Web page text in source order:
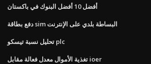
أفضل 10 أفضل البنوك في باكستان
دفع بطاقة sim البساطة بلدي على الإنترنت
تحليل نسبة تيسكو plc
تغذية الأموال معدل فعالة مقابل ioer